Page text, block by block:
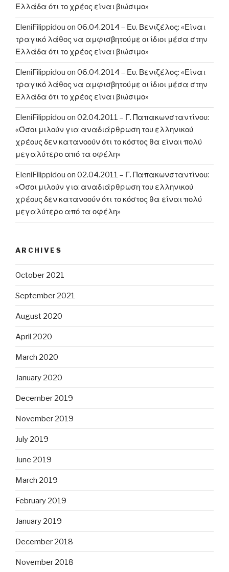
Ελλάδα ότι το χρέος είναι βιώσιμο»
EleniFilippidou on 06.04.2014 – Ευ. Βενιζέλος: «Είναι
τραγικό λάθος να αμφισβητούμε οι ίδιοι μέσα στην
Ελλάδα ότι το χρέος είναι βιώσιμο»
EleniFilippidou on 06.04.2014 – Ευ. Βενιζέλος: «Είναι
τραγικό λάθος να αμφισβητούμε οι ίδιοι μέσα στην
Ελλάδα ότι το χρέος είναι βιώσιμο»
EleniFilippidou on 02.04.2011 – Γ. Παπακωνσταντίνου:
«Όσοι μιλούν για αναδιάρθρωση του ελληνικού
χρέους δεν κατανοούν ότι το κόστος θα είναι πολύ
μεγαλύτερο από τα οφέλη»
EleniFilippidou on 02.04.2011 – Γ. Παπακωνσταντίνου:
«Όσοι μιλούν για αναδιάρθρωση του ελληνικού
χρέους δεν κατανοούν ότι το κόστος θα είναι πολύ
μεγαλύτερο από τα οφέλη»
ARCHIVES
October 2021
September 2021
August 2020
April 2020
March 2020
January 2020
December 2019
November 2019
July 2019
June 2019
March 2019
February 2019
January 2019
December 2018
November 2018